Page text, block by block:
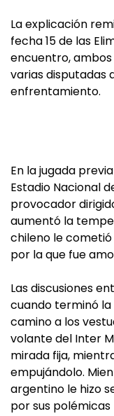
La explicación
fecha 15 de las
encuentro,
varias disputadas
enfrentamiento.
En la jugada
Estadio Nacional
provocador
aumentó la
chileno le
por la que fue
Las discusiones
cuando terminó
camino a los
volante del Inter
mirada fija,
empujándolo.
argentino le hizo
por sus